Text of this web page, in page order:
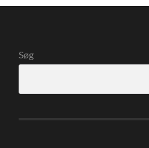
Søg